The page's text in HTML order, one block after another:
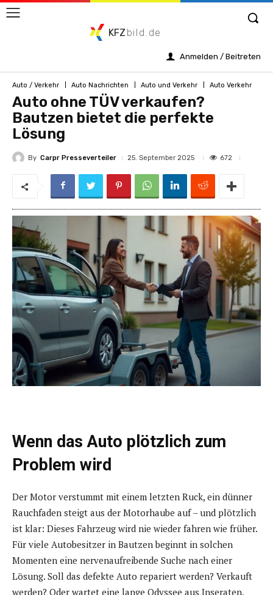
KFZ bild.de
Anmelden / Beitreten
Auto / Verkehr Auto Nachrichten Auto und Verkehr Auto Verkehr
Auto ohne TÜV verkaufen?
Bautzen bietet die perfekte
Lösung
By Carpr Presseverteiler 25. September 2025 672
Wenn das Auto plötzlich zum
Problem wird
Der Motor verstummt mit einem letzten Ruck, ein dünner
Rauchfaden steigt aus der Motorhaube auf – und plötzlich
ist klar: Dieses Fahrzeug wird nie wieder fahren wie früher.
Für viele Autobesitzer in Bautzen beginnt in solchen
Momenten eine nervenaufreibende Suche nach einer
Lösung. Soll das defekte Auto repariert werden? Verkauft
werden? Oder wartet eine lange Odyssee aus Inseraten,